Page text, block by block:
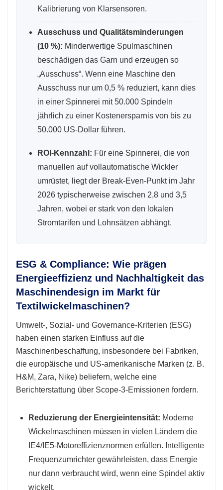
Kalibrierung von Klarsensoren.
Ausschuss und Qualitätsminderungen
(10 %): Minderwertige Spulmaschinen
beschädigen das Garn und erzeugen so
„Ausschuss“. Wenn eine Maschine den
Ausschuss nur um 0,5 % reduziert, kann dies
in einer Spinnerei mit 50.000 Spindeln
jährlich zu einer Kostenersparnis von bis zu
50.000 US-Dollar führen.
ROI-Kennzahl: Für eine Spinnerei, die von
manuellen auf vollautomatische Wickler
umrüstet, liegt der Break-Even-Punkt im Jahr
2026 typischerweise zwischen 2,8 und 3,5
Jahren, wobei er stark von den lokalen
Stromtarifen und Lohnsätzen abhängt.
ESG & Compliance: Wie prägen
Energieeffizienz und Nachhaltigkeit das
Maschinendesign im Markt für
Textilwickelmaschinen?
Umwelt-, Sozial- und Governance-Kriterien (ESG)
haben einen starken Einfluss auf die
Maschinenbeschaffung, insbesondere bei Fabriken,
die europäische und US-amerikanische Marken (z. B.
H&M, Zara, Nike) beliefern, welche eine
Berichterstattung über Scope-3-Emissionen fordern.
Reduzierung der Energieintensität: Moderne
Wickelmaschinen müssen in vielen Ländern die
IE4/IE5-Motoreffizienznormen erfüllen. Intelligente
Frequenzumrichter gewährleisten, dass Energie
nur dann verbraucht wird, wenn eine Spindel aktiv
wickelt.